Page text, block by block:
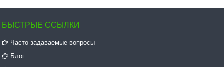
БЫСТРЫЕ ССЫЛКИ
Часто задаваемые вопросы
Блог